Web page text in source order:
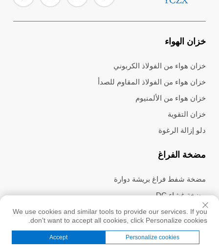
خزان الهواء
خزان هواء من الفولاذ الكربوني
خزان هواء من الفولاذ المقاوم للصدأ
خزان هواء من الألمنيوم
خزان التقوية
دلو إزالة الرغوة
مضخة الفراغ
مضخة شفط فراغ بريشة دوارة
مضخة غشاء DC
مضخة شفط فراغ بدون زيت
مضخة دورة مياه
الصفحة الرئيسية
We use cookies and similar tools to provide our services. If you
don't want to accept all cookies, click Personalize cookies.
Personalize cookies
Accept